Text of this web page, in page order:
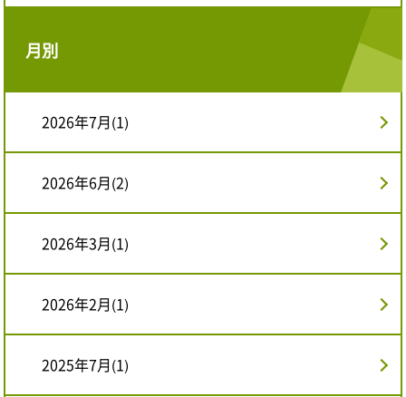
月別
2026年7月(1)
2026年6月(2)
2026年3月(1)
2026年2月(1)
2025年7月(1)